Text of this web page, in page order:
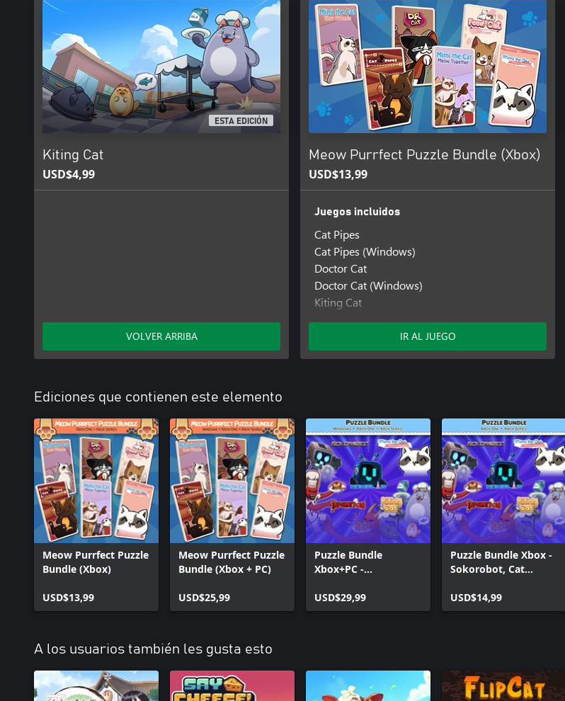
ESTA EDICIÓN
Kiting Cat
USD$4,99
VOLVER ARRIBA
Meow Purrfect Puzzle Bundle (Xbox)
USD$13,99
Juegos incluidos
Cat Pipes
Cat Pipes (Windows)
Doctor Cat
Doctor Cat (Windows)
Kiting Cat
Kiting Cat (Windows)
Mimi the Cat: Meow Together
Mimi the Cat: Meow Together (Windows)
Mimi the Cat: New Friends (Windows)
PuzzlePet - Feed Your Cat
IR AL JUEGO
Ediciones que contienen este elemento
Meow Purrfect Puzzle
Bundle (Xbox)
USD$13,99
Meow Purrfect Puzzle
Bundle (Xbox + PC)
USD$25,99
Puzzle Bundle
Xbox+PC -
and Cats!
USD$29,99
Puzzle Bundle Xbox -
Sokorobot, Cat
Sokolab
USD$14,99
A los usuarios también les gusta esto